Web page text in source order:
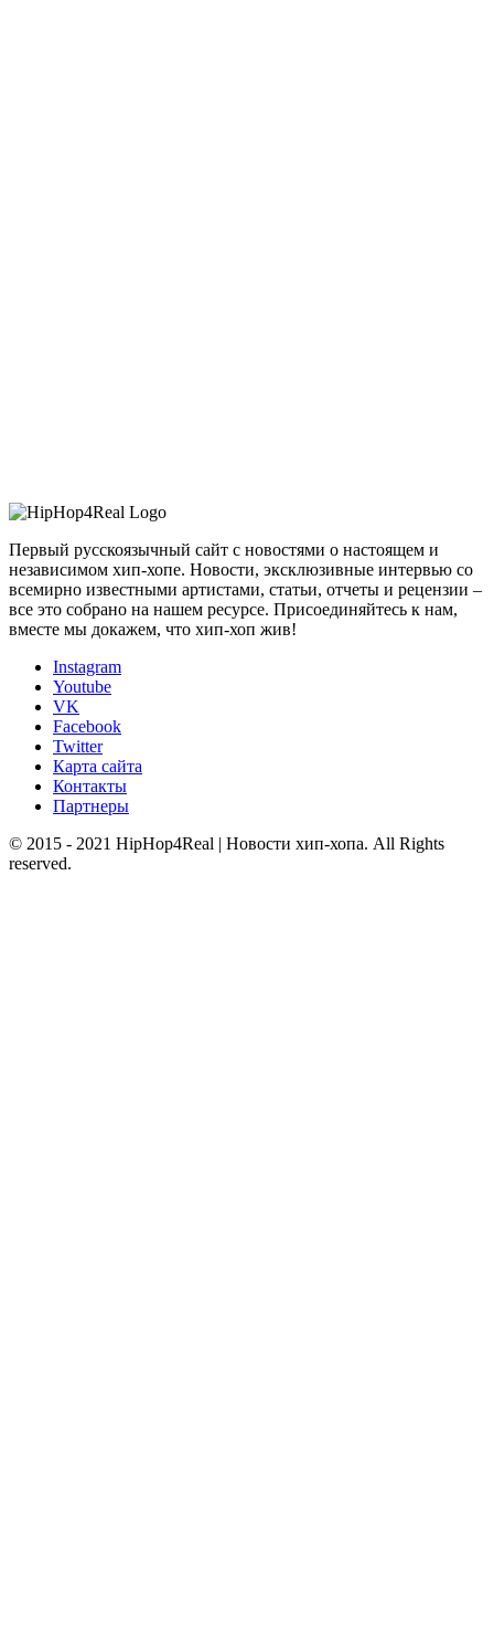
Первый русскоязычный сайт с новостями о настоящем и
независимом хип-хопе. Новости, эксклюзивные интервью со
всемирно известными артистами, статьи, отчеты и рецензии –
все это собрано на нашем ресурсе. Присоединяйтесь к нам,
вместе мы докажем, что хип-хоп жив!
Instagram
Youtube
VK
Facebook
Twitter
Карта сайта
Контакты
Партнеры
© 2015 - 2021 HipHop4Real | Новости хип-хопа. All Rights
reserved.